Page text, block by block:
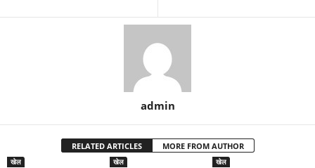
admin
RELATED ARTICLES MORE FROM AUTHOR
खेल खेल खेल